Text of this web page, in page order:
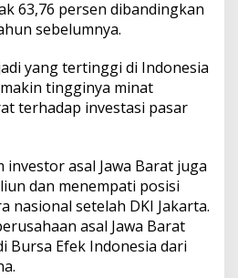
63,76 persen dibandingkan
sebelumnya.
yang tertinggi di Indonesia
tingginya minat
terhadap investasi pasar
investor asal Jawa Barat juga
dan menempati posisi
nasional setelah DKI Jakarta.
asal Jawa Barat
Bursa Efek Indonesia dari